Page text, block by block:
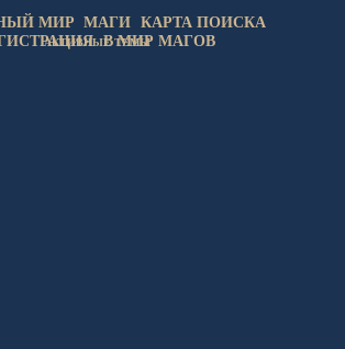
МИР МАГИ КАРТА ПОИСКА
В МИР МАГОВ
АКТИВНЫЕ ТЕМЫ